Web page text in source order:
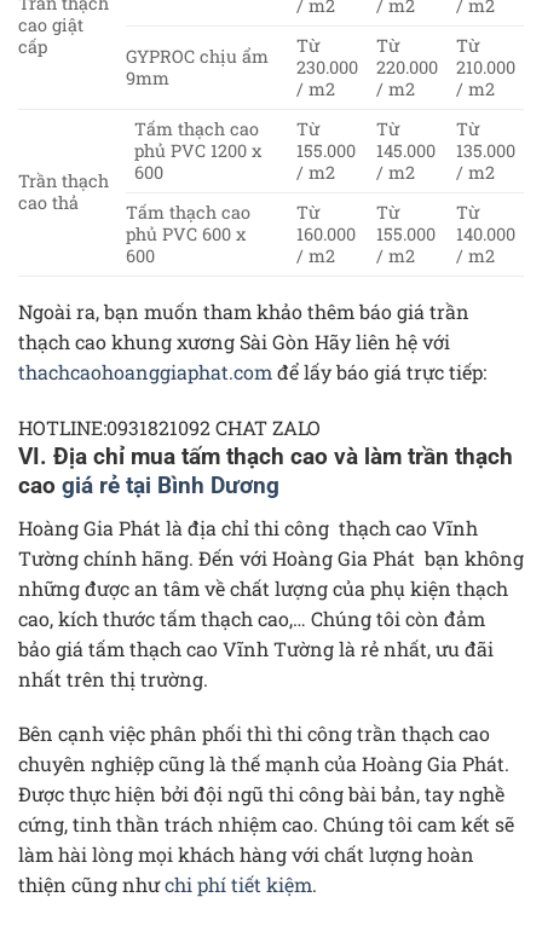
cao giật
cấp
/ m2 / m2 / m2
GYPROC chịu ẩm
9mm
Từ
230.000
/ m2
Từ
220.000
/ m2
Từ
210.000
/ m2
Trần thạch
cao thả
Tấm thạch cao
phủ PVC 1200 x
600
Từ
155.000
/ m2
Từ
145.000
/ m2
Từ
135.000
/ m2
Tấm thạch cao
phủ PVC 600 x
600
Từ
160.000
/ m2
Từ
155.000
/ m2
Từ
140.000
/ m2
Ngoài ra, bạn muốn tham khảo thêm báo giá trần
thạch cao khung xương Sài Gòn Hãy liên hệ với
thachcaohoanggiaphat.com để lấy báo giá trực tiếp:
HOTLINE:0931821092 CHAT ZALO
VI. Địa chỉ mua tấm thạch cao và làm trần thạch
cao giá rẻ tại Bình Dương
Hoàng Gia Phát là địa chỉ thi công thạch cao Vĩnh
Tường chính hãng. Đến với Hoàng Gia Phát bạn không
những được an tâm về chất lượng của phụ kiện thạch
cao, kích thước tấm thạch cao,… Chúng tôi còn đảm
bảo giá tấm thạch cao Vĩnh Tường là rẻ nhất, ưu đãi
nhất trên thị trường.
Bên cạnh việc phân phối thì thi công trần thạch cao
chuyên nghiệp cũng là thế mạnh của Hoàng Gia Phát.
Được thực hiện bởi đội ngũ thi công bài bản, tay nghề
cứng, tinh thần trách nhiệm cao. Chúng tôi cam kết sẽ
làm hài lòng mọi khách hàng với chất lượng hoàn
thiện cũng nhưchi phí tiết kiệm.